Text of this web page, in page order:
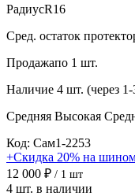
РадиусR16
Сред. остаток
Продажапо 1 шт.
Наличие 4 шт. (через
Средняя Высокая
Код: Сам1-2253
+Скидка 20% на
12 000 ₽ / 1 шт
4 шт. в наличии